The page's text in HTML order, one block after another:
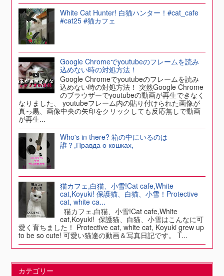
White Cat Hunter! 白猫ハンター！#cat_cafe
#cat25 #猫カフェ
Google Chromeでyoutubeのフレームを読み
込めない時の対処方法！
Google Chromeでyoutubeのフレームを読み
込めない時の対処方法！ 突然Google Chrome
のブラウザーでyoutubeの動画が再生できなく
なりました、 youtubeフレーム内の貼り付けられた画像が
真っ黒、画像中央の矢印をクリックしても反応無しで動画
が再生...
Who's in there? 箱の中にいるのは
誰？,Правда о кошках,
猫カフェ,白猫、小雪!Cat cafe,White
cat,Koyuki! 保護猫、白猫、小雪！Protective
cat, white ca...
猫カフェ,白猫、小雪!Cat cafe,White
cat,Koyuki! 保護猫、白猫、小雪はこんなに可
愛く育ちました！ Protective cat, white cat, Koyuki grew up
to be so cute! 可愛い猫達の動画＆写真日記です。 T...
カテゴリー